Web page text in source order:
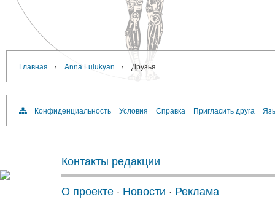
Главная › Anna Lulukyan › Друзья
Конфиденциальность Условия Справка Пригласить друга
Контакты редакции
О проекте · Новости · Реклама